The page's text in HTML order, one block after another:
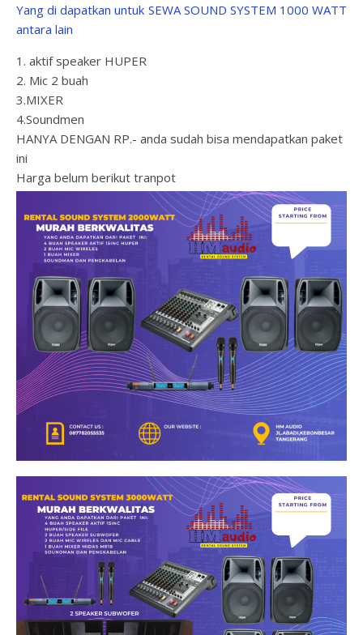
Yang di dapatkan untuk SEWA SOUND SYSTEM 1000 WATT
antara lain
1. aktif speaker HUPER
2. Mic 2 buah
3.MIXER
4.Soundmen
HANYA DENGAN RP.- anda sudah bisa mendapatkan paket
ini
Harga belum berikut tranpot